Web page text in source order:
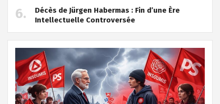
Décès de Jürgen Habermas : Fin d’une Ère
Intellectuelle Controversée